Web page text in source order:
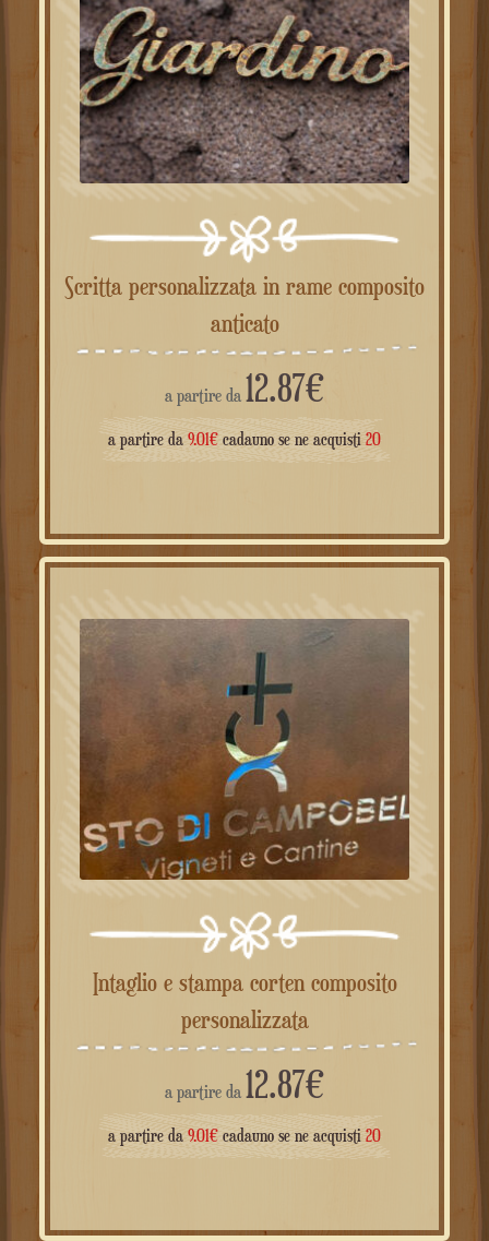
Scritta personalizzata in rame composito
anticato
a partire da 12.87€
a partire da 9.01€ cadauno se ne acquisti20
Intaglio e stampa corten composito
personalizzata
a partire da 12.87€
a partire da 9.01€ cadauno se ne acquisti 20